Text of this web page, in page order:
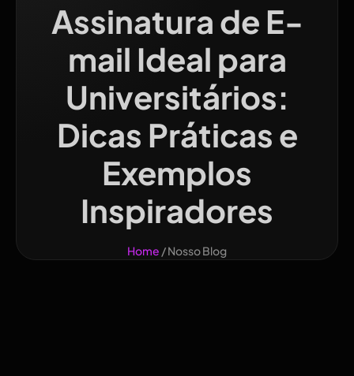
Assinatura de E-
mail Ideal para
Universitários:
Dicas Práticas e
Exemplos
Inspiradores
Home / Nosso Blog